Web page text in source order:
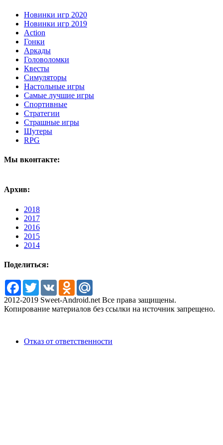
Новинки игр 2020
Новинки игр 2019
Action
Гонки
Аркады
Головоломки
Квесты
Симуляторы
Настольные игры
Самые лучшие игры
Спортивные
Стратегии
Страшные игры
Шутеры
RPG
Мы вконтакте:
Архив:
2018
2017
2016
2015
2014
Поделиться:
Facebook
TwitterVK Odnoklassniki
2012-2019 Sweet-Android.net Все права защищены.
Копирование материалов без ссылки на источник запрещено.
Отказ от ответственности